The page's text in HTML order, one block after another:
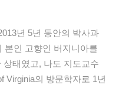
년 5년 동안의 박사과
본인 고향인 버지니아를
상태였고, 나도 지도교수
Virginia의 방문학자로 1년